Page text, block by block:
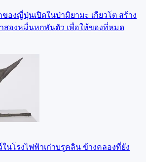
องญี่ปุ่นเปิดในป่ามิยามะ เกียวโต สร้าง
สองหมื่นหกพันตัว เพื่อให้ของที่หมด
ในโรงไฟฟ้าเก่าบรูคลิน ข้างคลองที่ยัง